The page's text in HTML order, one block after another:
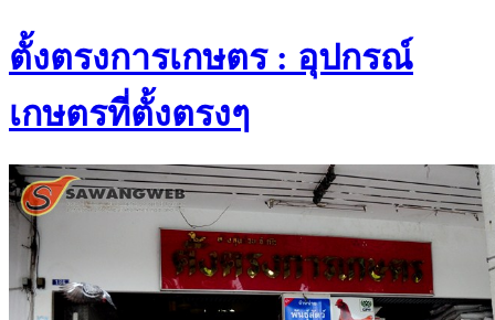
ตั้งตรงการเกษตร : อุปกรณ์
เกษตรที่ตั้งตรงๆ